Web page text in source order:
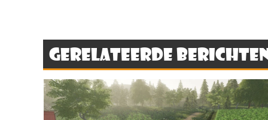
Gerelateerde